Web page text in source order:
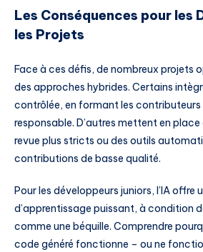
Les Conséquences pour les
les Projets
Face à ces défis, de nombreux projets
des approches hybrides. Certains
contrôlée, en formant les contributeurs
responsable. D’autres mettent en
revue plus stricts ou des outils
contributions de basse qualité.
Pour les développeurs juniors, l’IA offre
d’apprentissage puissant, à condition
comme une béquille. Comprendre
code généré fonctionne – ou ne